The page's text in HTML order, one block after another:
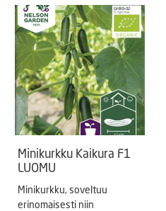
Minikurkku Kaikura F1
LUOMU
Minikurkku, soveltuu
erinomaisesti niin